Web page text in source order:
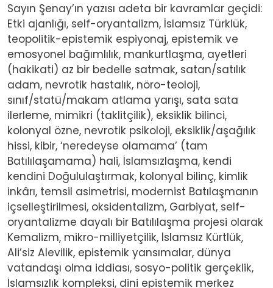
Sayın Şenay’ın yazısı adeta bir kavramlar geçidi:
Etki ajanlığı, self-oryantalizm, İslamsız Türklük,
teopolitik-epistemik espiyonaj, epistemik ve
emosyonel bağımlılık, mankurtlaşma, ayetleri
(hakikati) az bir bedelle satmak, satan/satılık
adam, nevrotik hastalık, nöro-teoloji,
sınıf/statü/makam atlama yarışı, sata sata
ilerleme, mimikri (taklitçilik), eksiklik bilinci,
kolonyal özne, nevrotik psikoloji, eksiklik/aşağılık
hissi, kibir, ‘neredeyse olamama’ (tam
Batılılaşamama) hali, İslamsızlaşma, kendi
kendini Doğululaştırmak, kolonyal bilinç, kimlik
inkârı, temsil asimetrisi, modernist Batılaşmanın
içselleştirilmesi, oksidentalizm, Garbiyat, self-
oryantalizme dayalı bir Batılılaşma projesi olarak
Kemalizm, mikro-milliyetçilik, İslamsız Kürtlük,
Ali’siz Alevilik, epistemik yansımalar, dünya
vatandaşı olma iddiası, sosyo-politik gerçeklik,
İslamsızlık kompleksi, dini epistemik merkez